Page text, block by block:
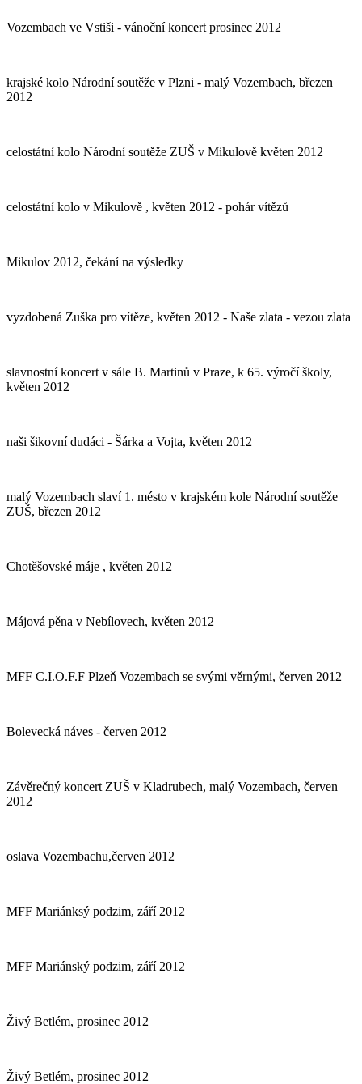
Vozembach ve Vstiši - vánoční koncert prosinec 2012
krajské kolo Národní soutěže v Plzni - malý Vozembach, březen
2012
celostátní kolo Národní soutěže ZUŠ v Mikulově květen 2012
celostátní kolo v Mikulově , květen 2012 - pohár vítězů
Mikulov 2012, čekání na výsledky
vyzdobená Zuška pro vítěze, květen 2012 - Naše zlata - vezou zlata
slavnostní koncert v sále B. Martinů v Praze, k 65. výročí školy,
květen 2012
naši šikovní dudáci - Šárka a Vojta, květen 2012
malý Vozembach slaví 1. mésto v krajském kole Národní soutěže
ZUŠ, březen 2012
Chotěšovské máje , květen 2012
Májová pěna v Nebílovech, květen 2012
MFF C.I.O.F.F Plzeň Vozembach se svými věrnými, červen 2012
Bolevecká náves - červen 2012
Závěrečný koncert ZUŠ v Kladrubech, malý Vozembach, červen
2012
oslava Vozembachu,červen 2012
MFF Mariánksý podzim, září 2012
MFF Mariánský podzim, září 2012
Živý Betlém, prosinec 2012
Živý Betlém, prosinec 2012